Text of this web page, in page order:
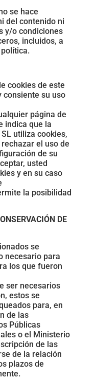
se hace
del contenido ni
y/o condiciones
incluidos, a
cookies de este
consiente su uso
página de
indica que la
utiliza cookies,
el uso de
de su
usted
y en su caso
la posibilidad
DE
se
necesario para
los que fueron
ser necesarios
estos se
para, en
de las
Públicas
o el Ministerio
de las
de la relación
plazos de